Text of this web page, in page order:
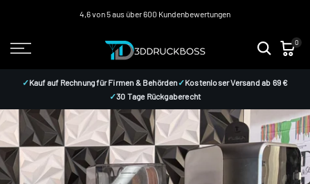
springen
3ddruckboss
–
3D-
Drucker,
4,6 von 5 aus über 600 Kundenbewertungen
0
✓Kauf auf Rechnung für Firmen & Behörden✓Kostenloser Versand ab 69 €
✓30 Tage Rückgaberecht